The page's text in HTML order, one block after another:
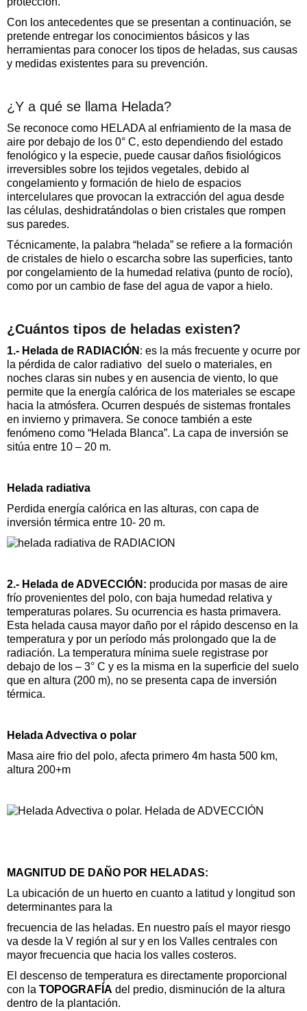
Con los antecedentes que se presentan a continuación, se
pretende entregar los conocimientos básicos y las
herramientas para conocer los tipos de heladas, sus causas
y medidas existentes para su prevención.
¿Y a qué se llama Helada?
Se reconoce como HELADA al enfriamiento de la masa de
aire por debajo de los 0° C, esto dependiendo del estado
fenológico y la especie, puede causar daños fisiológicos
irreversibles sobre los tejidos vegetales, debido al
congelamiento y formación de hielo de espacios
intercelulares que provocan la extracción del agua desde
las células, deshidratándolas o bien cristales que rompen
sus paredes.
Técnicamente, la palabra “helada” se refiere a la formación
de cristales de hielo o escarcha sobre las superficies, tanto
por congelamiento de la humedad relativa (punto de rocío),
como por un cambio de fase del agua de vapor a hielo.
¿Cuántos tipos de heladas existen?
1.- Helada de RADIACIÓN : es la más frecuente y ocurre por
la pérdida de calor radiativo del suelo o materiales, en
noches claras sin nubes y en ausencia de viento, lo que
permite que la energía calórica de los materiales se escape
hacia la atmósfera. Ocurren después de sistemas frontales
en invierno y primavera. Se conoce también a este
fenómeno como “Helada Blanca”. La capa de inversión se
sitúa entre 10 – 20 m.
Helada radiativa
Perdida energía calórica en las alturas, con capa de
inversión térmica entre 10- 20 m.
2.- Helada de ADVECCIÓN: producida por masas de aire
frío provenientes del polo, con baja humedad relativa y
temperaturas polares. Su ocurrencia es hasta primavera.
Esta helada causa mayor daño por el rápido descenso en la
temperatura y por un período más prolongado que la de
radiación. La temperatura mínima suele registrase por
debajo de los – 3° C y es la misma en la superficie del suelo
que en altura (200 m), no se presenta capa de inversión
térmica.
Helada Advectiva o polar
Masa aire frio del polo, afecta primero 4m hasta 500 km,
altura 200+m
MAGNITUD DE DAÑO POR HELADAS:
La ubicación de un huerto en cuanto a latitud y longitud son
determinantes para la
frecuencia de las heladas. En nuestro país el mayor riesgo
va desde la V región al sur y en los Valles centrales con
mayor frecuencia que hacia los valles costeros.
El descenso de temperatura es directamente proporcional
con la TOPOGRAFÍA del predio, disminución de la altura
dentro de la plantación.